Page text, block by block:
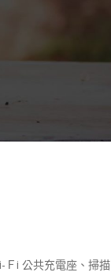
i 公共充電座、掃